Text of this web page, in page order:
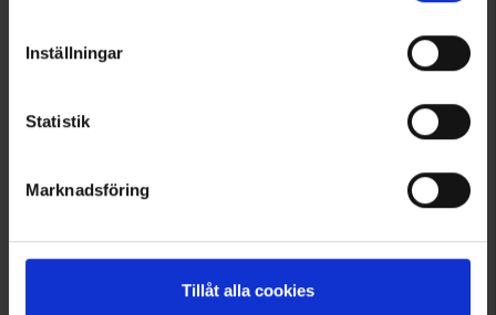
Inställningar
Statistik
Marknadsföring
Tillåt alla cookies
Silva
5422
139 kr